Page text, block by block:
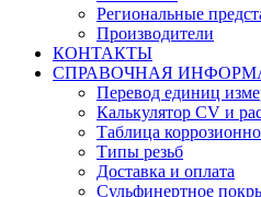
Региональные
Производители
КОНТАКТЫ
СПРАВОЧНАЯ
Перевод единиц
Калькулятор CV и
Таблица
Типы резьб
Доставка и оплата
Сульфинертное